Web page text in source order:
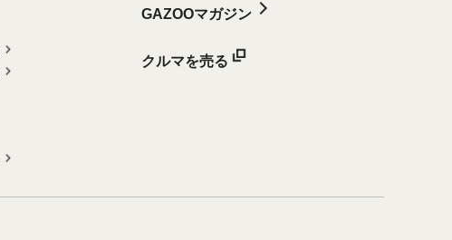
GAZOOマガジン
クルマを売る